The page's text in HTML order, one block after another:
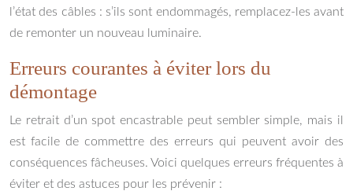
l’état des câbles : s’ils sont endommagés, remplacez-les avant
de remonter un nouveau luminaire.
Erreurs courantes à éviter lors du
démontage
Le retrait d’un spot encastrable peut sembler simple, mais il
est facile de commettre des erreurs qui peuvent avoir des
conséquences fâcheuses. Voici quelques erreurs fréquentes à
éviter et des astuces pour les prévenir :